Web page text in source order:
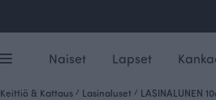
Naiset Lapset
Keittiö & Kattaus / Lasinaluset / LASINALUNEN